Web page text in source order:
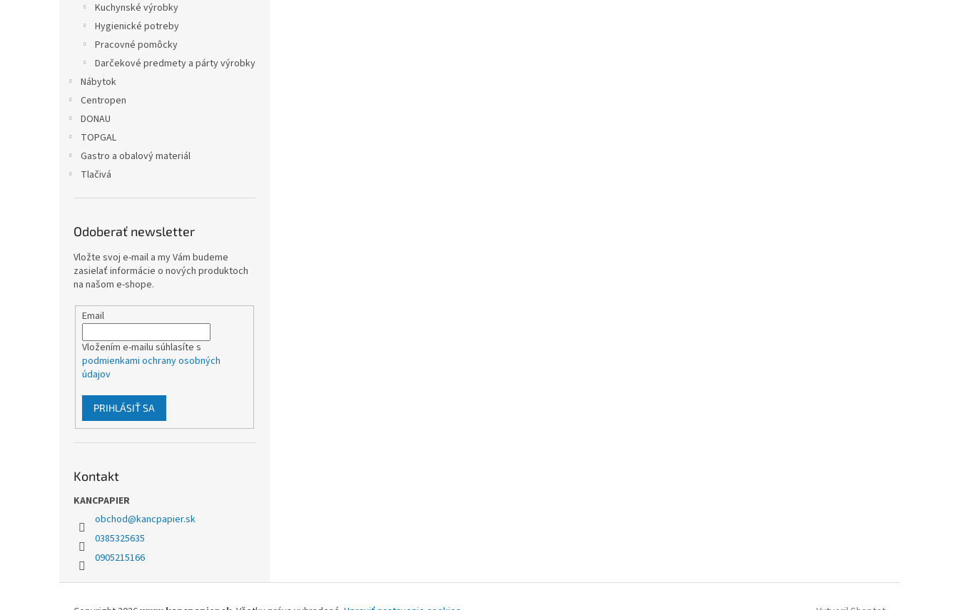
Kuchynské výrobky
Hygienické potreby
Pracovné pomôcky
Darčekové predmety a párty výrobky
Nábytok
Centropen
DONAU
TOPGAL
Gastro a obalový materiál
Tlačivá
Odoberať newsletter
Vložte svoj e-mail a my Vám budeme
zasielať informácie o nových produktoch
na našom e-shope.
Email
Vložením e-mailu súhlasíte s
podmienkami ochrany osobných
údajov
PRIHLÁSIŤ SA
Kontakt
KANCPAPIER
obchod@kancpapier.sk
0385325635
0905215166